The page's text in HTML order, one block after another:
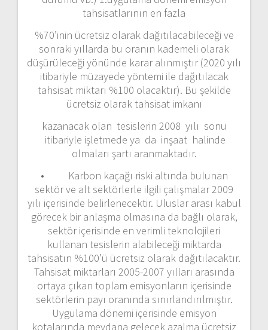
tahsisatlarının en fazla
%70’inin ücretsiz olarak dağıtılacabileceği ve
sonraki yıllarda bu oranın kademeli olarak
düşürüleceği yönünde karar alınmıştır (2020 yılı
itibariyle müzayede yöntemi ile dağıtılacak
tahsisat miktarı %100 olacaktır). Bu şekilde
ücretsiz olarak tahsisat imkanı
kazanacak olan tesislerin 2008 yılı sonu
itibariyle işletmede ya da inşaat halinde
olmaları şartı aranmaktadır.
• Karbon kaçağı riski altında bulunan
sektör ve alt sektörlerle ilgili çalışmalar 2009
yılı içerisinde belirlenecektir. Uluslar arası kabul
görecek bir anlaşma olmasına da bağlı olarak,
sektör içerisinde en verimli teknolojileri
kullanan tesislerin alabileceği miktarda
tahsisatın %100’ü ücretsiz olarak dağıtılacaktır.
Tahsisat miktarları 2005-2007 yılları arasında
ortaya çıkan toplam emisyonların içerisinde
sektörlerin payı oranında sınırlandırılmıştır.
Uygulama dönemi içerisinde emisyon
kotalarında meydana gelecek azalma ücretsiz